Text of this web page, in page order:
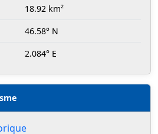
18.92 km²
46.58° N
2.084° E